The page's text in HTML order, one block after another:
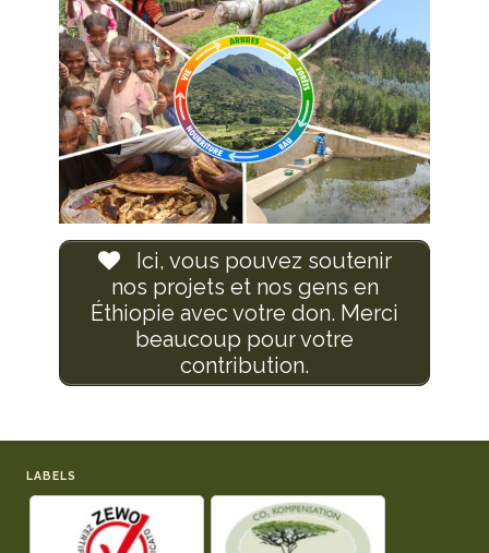
Ici, vous pouvez soutenir
nos projets et nos gens en
Éthiopie avec votre don. Merci
beaucoup pour votre
contribution.
LABELS